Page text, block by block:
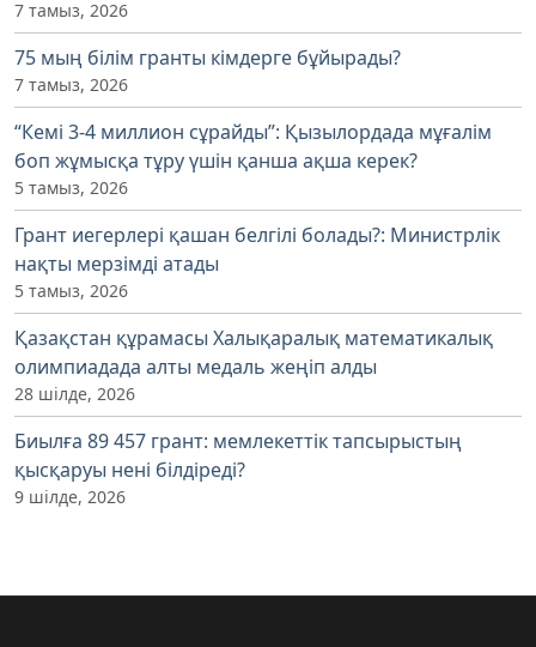
7 тамыз, 2026
75 мың білім гранты кімдерге бұйырады?
7 тамыз, 2026
“Кемі 3-4 миллион сұрайды”: Қызылордада мұғалім
боп жұмысқа тұру үшін қанша ақша керек?
5 тамыз, 2026
Грант иегерлері қашан белгілі болады?: Министрлік
нақты мерзімді атады
5 тамыз, 2026
Қазақстан құрамасы Халықаралық математикалық
олимпиадада алты медаль жеңіп алды
28 шілде, 2026
Биылға 89 457 грант: мемлекеттік тапсырыстың
қысқаруы нені білдіреді?
9 шілде, 2026